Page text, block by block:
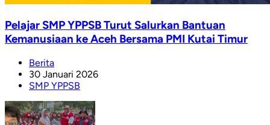
Pelajar SMP YPPSB Turut Salurkan Bantuan
Kemanusiaan ke Aceh Bersama PMI Kutai Timur
Berita
30 Januari 2026
SMP YPPSB